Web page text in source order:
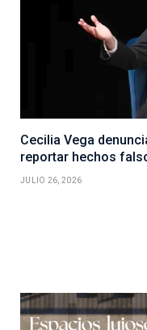
Cecilia Vega
reportar hechos
JULIO 26, 2026